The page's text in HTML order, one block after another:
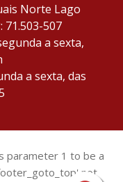
Norte Lago
71.503-507
a sexta,
a sexta, das
parameter 1 to be a
not